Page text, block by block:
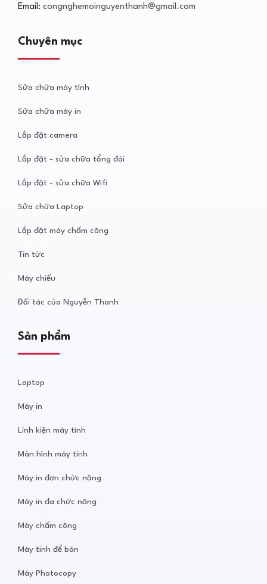
Email: congnghemoinguyenthanh@gmail.com
Chuyên mục
Sửa chữa máy tính
Sửa chữa máy in
Lắp đặt camera
Lắp đặt - sửa chữa tổng đài
Lắp đặt - sửa chữa Wifi
Sửa chữa Laptop
Lắp đặt máy chấm công
Tin tức
Máy chiếu
Đối tác của Nguyễn Thanh
Sản phẩm
Laptop
Máy in
Linh kiện máy tính
Màn hình máy tính
Máy in đơn chức năng
Máy in đa chức năng
Máy chấm công
Máy tinh để bàn
Máy Photocopy